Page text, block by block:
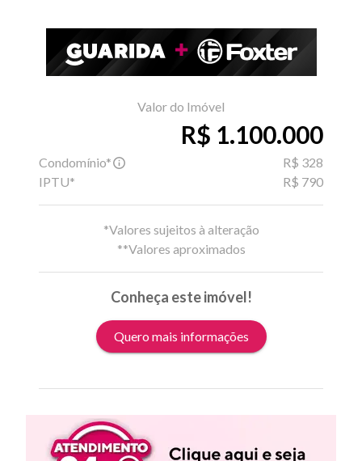
Valor do Imóvel
R$ 1.100.000
Condomínio*
R$ 328
IPTU*
R$ 790
*Valores sujeitos à alteração
**Valores aproximados
Conheça este imóvel!
Quero mais informações